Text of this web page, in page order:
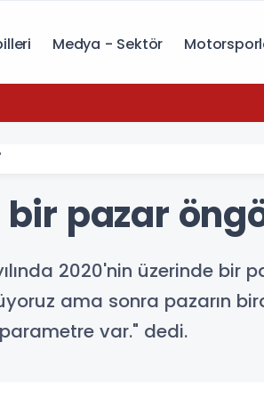
Medya - Sektör
pazar
2020'nin üzerinde bir
ama sonra pazarın
var." dedi.